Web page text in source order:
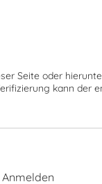
Seite oder
kann der
Anmelden